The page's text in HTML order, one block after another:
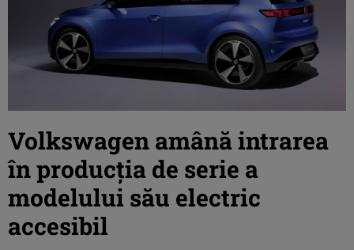
Volkswagen amână intrarea
în producția de serie a
modelului său electric
accesibil